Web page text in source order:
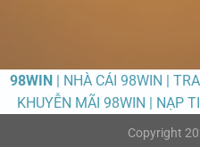
98WIN | NHÀ CÁI 98WIN |
KHUYỄN MÃI 98WIN | NẠP
Copyright